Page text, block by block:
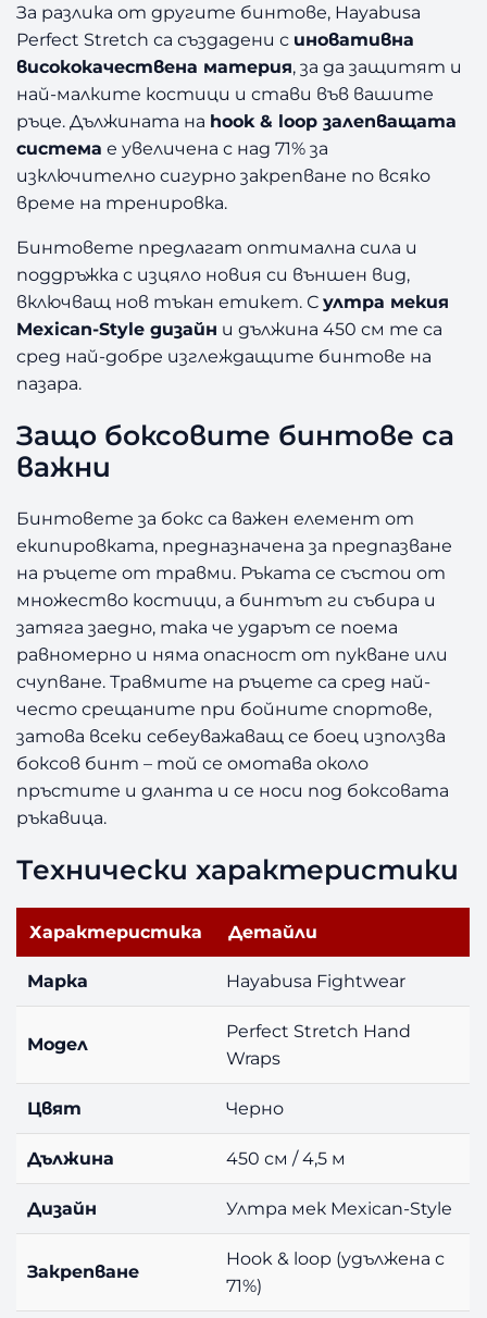
За разлика от другите бинтове, Hayabusa
Perfect Stretch са създадени с иновативна
висококачествена материя, за да защитят и
най-малките костици и стави във вашите
ръце. Дължината на hook & loop залепващата
система е увеличена с над 71% за
изключително сигурно закрепване по всяко
време на тренировка.
Бинтовете предлагат оптимална сила и
поддръжка с изцяло новия си външен вид,
включващ нов тъкан етикет. Султра мекия
Mexican-Style дизайн и дължина 450 см те са
сред най-добре изглеждащите бинтове на
пазара.
Защо боксовите бинтове са
важни
Бинтовете за бокс са важен елемент от
екипировката, предназначена за предпазване
на ръцете от травми. Ръката се състои от
множество костици, а бинтът ги събира и
затяга заедно, така че ударът се поема
равномерно и няма опасност от пукване или
счупване. Травмите на ръцете са сред най-
често срещаните при бойните спортове,
затова всеки себеуважаващ се боец използва
боксов бинт – той се омотава около
пръстите и дланта и се носи под боксовата
ръкавица.
Технически характеристики
Характеристика Детайли
Марка Hayabusa Fightwear
Модел
Perfect Stretch Hand
Wraps
Цвят Черно
Дължина 450 см / 4,5 м
Дизайн Ултра мек Mexican-Style
Закрепване
Hook & loop (удължена с
71%)